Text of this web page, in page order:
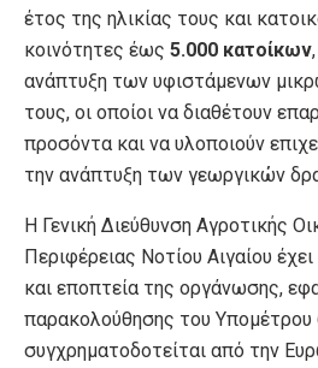
έτος της ηλικίας τους και
κοινότητες έως 5.000 κατοίκων
ανάπτυξη των υφιστάμενων
τους, οι οποίοι να διαθέτουν
προσόντα και να υλοποιούν
την ανάπτυξη των γεωργικών
Η Γενική Διεύθυνση Αγροτικής
Περιφέρειας Νοτίου Αιγαίου
και εποπτεία της οργάνωσης,
παρακολούθησης του Υπομέτρου
συγχρηματοδοτείται από την